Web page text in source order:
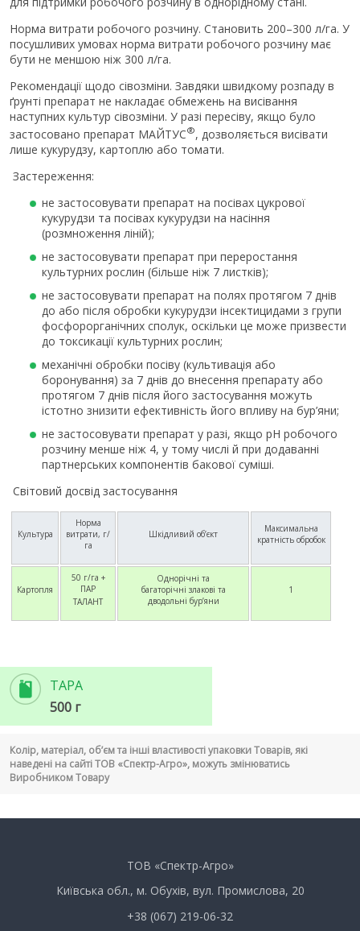
Норма витрати робочого розчину. Становить 200–300 л/га. У
посушливих умовах норма витрати робочого розчину має
бути не меншою ніж 300 л/га.
Рекомендації щодо сівозміни. Завдяки швидкому розпаду в
ґрунті препарат не накладає обмежень на висівання
наступних культур сівозміни. У разі пересіву, якщо було
застосовано препарат МАЙТУС®, дозволяється висівати
лише кукурудзу, картоплю або томати.
Застереження:
не застосовувати препарат на посівах цукрової
кукурудзи та посівах кукурудзи на насіння
(розмноження ліній);
не застосовувати препарат при переростання
культурних рослин (більше ніж 7 листків);
не застосовувати препарат на полях протягом 7 днів
до або після обробки кукурудзи інсектицидами з групи
фосфорорганічних сполук, оскільки це може призвести
до токсикації культурних рослин;
механічні обробки посіву (культивація або
боронування) за 7 днів до внесення препарату або
протягом 7 днів після його застосування можуть
істотно знизити ефективність його впливу на бур’яни;
не застосовувати препарат у разі, якщо рН робочого
розчину менше ніж 4, у тому числі й при додаванні
партнерських компонентів бакової суміші.
Світовий досвід застосування
Культура
Норма
витрати, г/
га
Шкідливий об’єкт
Максимальна
кратність обробок
Картопля
50 г/га +
ПАР
ТАЛАНТ
Однорічні та
багаторічні злакові та
дводольні бур’яни
1
ТАРА
500 г
Колір, матеріал, об’єм та інші властивості упаковки Товарів, які
наведені на сайті ТОВ «Спектр-Агро», можуть змінюватись
Виробником Товару
ТОВ «Спектр-Агро»
Київська обл., м. Обухів, вул. Промислова, 20
+38 (067) 219-06-32